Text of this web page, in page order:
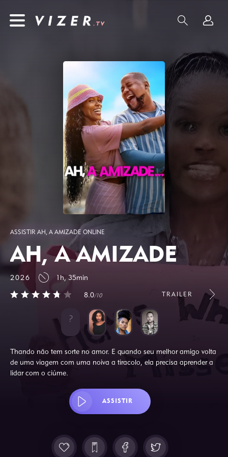
ASSISTIR AH, A AMIZADE ONLINE
AH, A AMIZADE
2026 1h, 35min
8.0/10 TRAILER
Thando não tem sorte no amor. E quando seu melhor amigo volta
de uma viagem com uma noiva a tiracolo, ela precisa aprender a
lidar com o ciúme.
ASSISTIR